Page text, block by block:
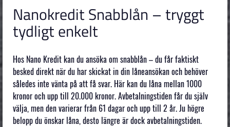
Nanokredit Snabblån – tryggt
tydligt enkelt
Hos Nano Kredit kan du ansöka om snabblån – du får faktiskt
besked direkt när du har skickat in din låneansökan och behöver
således inte vänta på att få svar. Här kan du låna mellan 1000
kronor och upp till 20.000 kronor. Avbetalningstiden får du själv
välja, men den varierar från 61 dagar och upp till 2 år. Ju högre
belopp du önskar låna, desto längre är dock avbetalningstiden.